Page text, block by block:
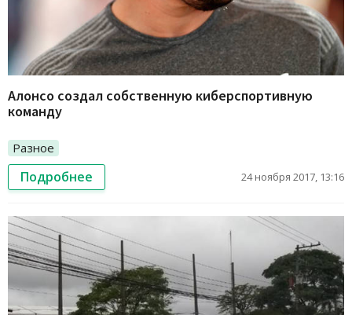
Алонсо создал собственную киберспортивную
команду
Разное
Подробнее 24 ноября 2017, 13:16